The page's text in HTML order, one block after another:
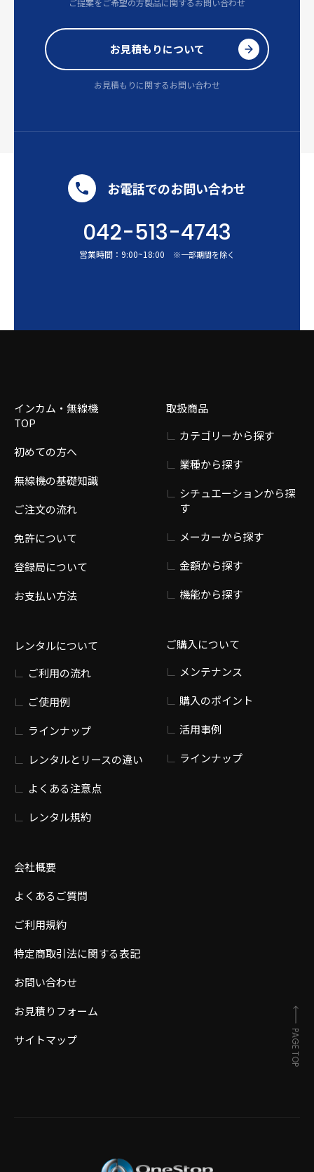
ご提案をご希望の方製品に関するお問い合わせ
お見積もりについて
お見積もりに関するお問い合わせ
お電話でのお問い合わせ
042-513-4743
営業時間： 9:00~18:00 ※一部期間を除く
インカム・無線機
TOP
初めての方へ
無線機の基礎知識
ご注文の流れ
免許について
登録局について
お支払い方法
レンタルについて
ご利用の流れ
ご使用例
ラインナップ
レンタルとリースの違い
よくある注意点
レンタル規約
会社概要
よくあるご質問
ご利用規約
特定商取引法に関する表記
お問い合わせ
お見積りフォーム
サイトマップ
取扱商品
カテゴリーから探す
業種から探す
シチュエーションから探
す
メーカーから探す
金額から探す
機能から探す
ご購入について
メンテナンス
購入のポイント
活用事例
ラインナップ
PAGE TOP